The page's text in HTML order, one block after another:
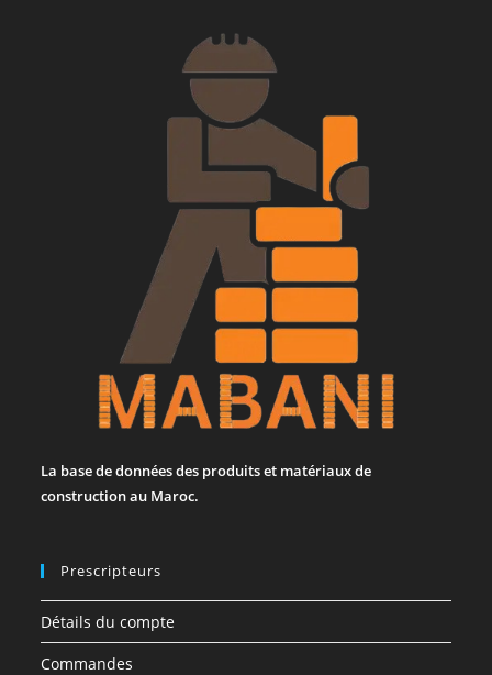
La base de données des produits et matériaux de
construction au Maroc.
Prescripteurs
Détails du compte
Commandes